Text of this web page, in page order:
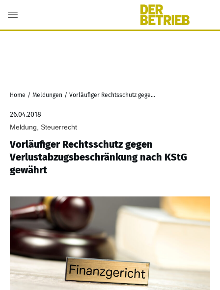
Home / Meldungen / Vorläufiger Rechtsschutz gegen Verlustabzugsbeschränkung nach KStG gewährt
26.04.2018
Meldung, Steuerrecht
Vorläufiger Rechtsschutz gegen
Verlustabzugsbeschränkung nach KStG
gewährt